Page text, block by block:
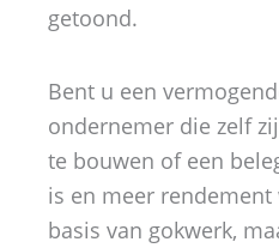
getoond.
Bent u een
ondernemer die zelf
te bouwen of een
is en meer
basis van gokwerk,